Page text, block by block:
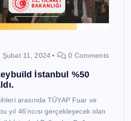
Şubat 11, 2024 0 Comments
İstanbul %50
arasında TÜYAP Fuar ve
yıl 46’ncısı gerçekleşecek olan